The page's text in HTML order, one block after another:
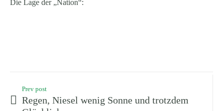
Die Lage der „Nation“:
Prev post
Regen, Niesel wenig Sonne und trotzdem